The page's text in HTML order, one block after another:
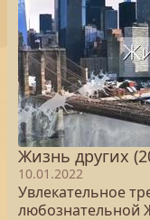
Жизнь других
10.01.2022
Увлекательное
любознательной